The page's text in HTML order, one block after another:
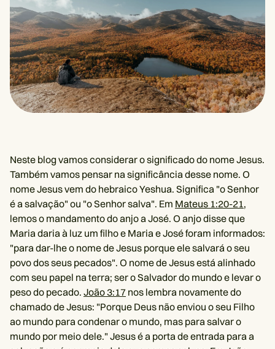
Neste blog vamos considerar o significado do nome Jesus.
Também vamos pensar na significância desse nome. O
nome Jesus vem do hebraico Yeshua. Significa "o Senhor
é a salvação" ou "o Senhor salva". Em Mateus 1:20-21,
lemos o mandamento do anjo a José. O anjo disse que
Maria daria à luz um filho e Maria e José foram informados:
"para dar-lhe o nome de Jesus porque ele salvará o seu
povo dos seus pecados". O nome de Jesus está alinhado
com seu papel na terra; ser o Salvador do mundo e levar o
peso do pecado. João 3:17 nos lembra novamente do
chamado de Jesus: "Porque Deus não enviou o seu Filho
ao mundo para condenar o mundo, mas para salvar o
mundo por meio dele." Jesus é a porta de entrada para a